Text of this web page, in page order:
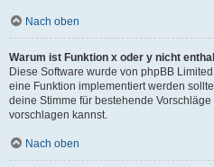
Nach oben
Warum ist Funktion x oder y nicht
Diese Software wurde von phpBB
eine Funktion implementiert werden
deine Stimme für bestehende
vorschlagen kannst.
Nach oben